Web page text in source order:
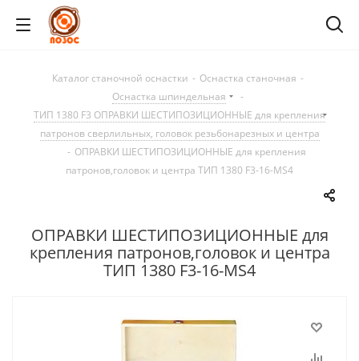
Каталог станочной оснастки - Оснастка станочная -
Оснастка шпиндельная
-
ТИП 1380 F3 ОПРАВКИ ШЕСТИПОЗИЦИОННЫЕ для крепления
патронов сверлильных, головок резьбонарезных и центра
- ОПРАВКИ ШЕСТИПОЗИЦИОННЫЕ для крепления
патронов,головок и центра ТИП 1380 F3-16-MS4
ОПРАВКИ ШЕСТИПОЗИЦИОННЫЕ для
крепления патронов,головок и центра
ТИП 1380 F3-16-MS4